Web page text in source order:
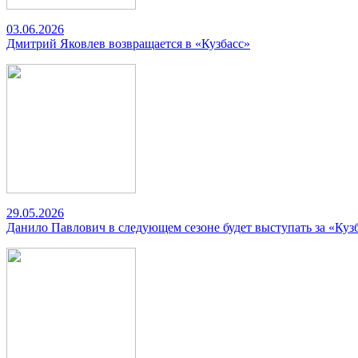
03.06.2026
Дмитрий Яковлев возвращается в «Кузбасс»
29.05.2026
Данило Павлович в следующем сезоне будет выступать за